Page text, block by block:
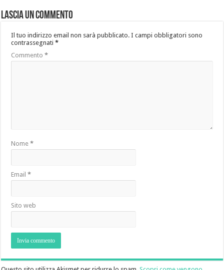
Lascia un commento
Il tuo indirizzo email non sarà pubblicato. I campi obbligatori sono
contrassegnati*
Commento*
Nome*
Email*
Sito web